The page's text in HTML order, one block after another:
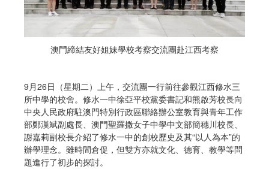
澳門締結友好姐妹學校考察交流團赴江西考察
9月26日（星期二）上午，交流團一行前往參觀江西修水三
所中學的校舍。修水一中徐亞平校黨委書記和熊啟芳校長向
中央人民政府駐澳門特別行政區聯絡辦公室教育與青年工作
部鄭漢斌副處長、澳門聖羅撒女子中學中文部簡穗川校長、
謝嘉莉副校長介紹了修水一中的創校歷史及其“以人為本”的
辦學理念。雖時間倉促，但雙方亦就文化、德育、教學等問
題進行了初步的探討。